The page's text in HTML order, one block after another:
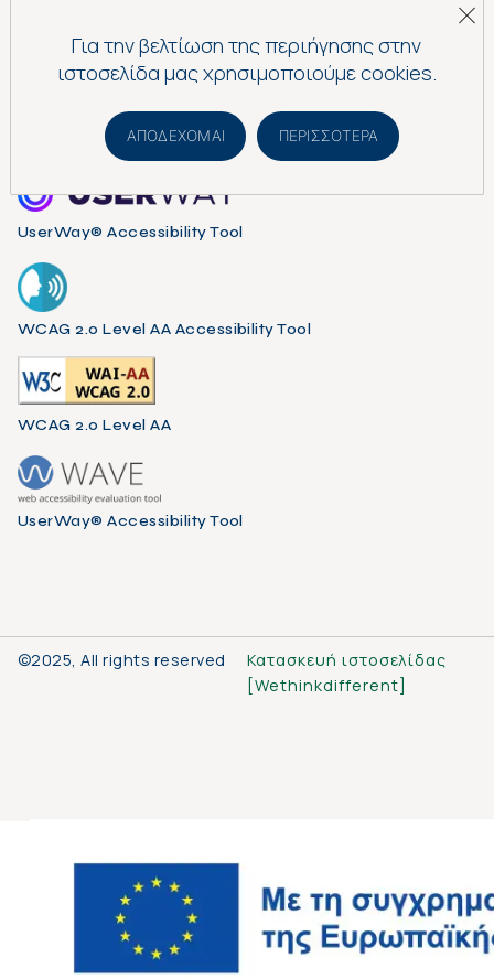
ΠΡΟΣΒΑΣΙΜΟΤΗΤΑ ΙΣΤΟΣΕΛΙΔΑΣ
UserWay® Accessibility Tool
WCAG 2.0 Level AA Accessibility Tool
WCAG 2.0 Level AA
UserWay® Accessibility Tool
©2025, All rights reserved
Κατασκευή ιστοσελίδας
[Wethinkdifferent]
Για την βελτίωση της περιήγησης στην
ιστοσελίδα μας χρησιμοποιούμε cookies.
ΑΠΟΔΈΧΟΜΑΙ ΠΕΡΙΣΣΌΤΕΡΑ